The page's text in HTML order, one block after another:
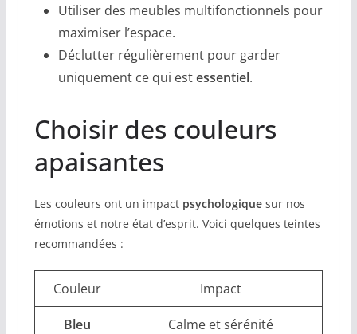
Utiliser des meubles multifonctionnels pour
maximiser l’espace.
Déclutter régulièrement pour garder
uniquement ce qui estessentiel.
Choisir des couleurs
apaisantes
Les couleurs ont un impact psychologiquesur nos
émotions et notre état d’esprit. Voici quelques teintes
recommandées :
Couleur Impact
Bleu Calme et sérénité